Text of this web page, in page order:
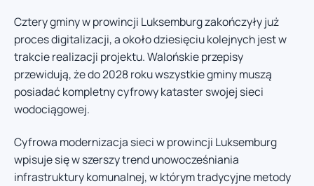
Cztery gminy w prowincji Luksemburg zakończyły już
proces digitalizacji, a około dziesięciu kolejnych jest w
trakcie realizacji projektu. Walońskie przepisy
przewidują, że do 2028 roku wszystkie gminy muszą
posiadać kompletny cyfrowy kataster swojej sieci
wodociągowej.
Cyfrowa modernizacja sieci w prowincji Luksemburg
wpisuje się w szerszy trend unowocześniania
infrastruktury komunalnej, w którym tradycyjne metody